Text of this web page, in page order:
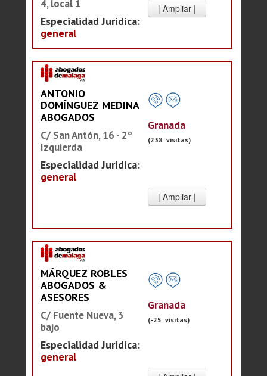
4, local 1
Especialidad Juridica:
general
ANTONIO
DOMÍNGUEZ MEDINA
ABOGADOS
C/ San Antón, 16 - 2º
Izquierda
Especialidad Juridica:
general
Granada
(238 visitas)
MÁRQUEZ ROBLES
ABOGADOS &
ASESORES
C/ Fuente Nueva, 3
bajo
Especialidad Juridica:
general
Granada
(-25 visitas)